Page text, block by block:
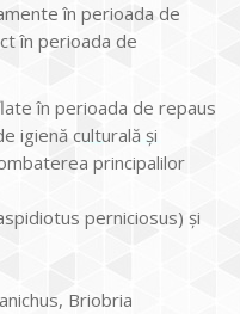
în perioada de
în perioada de
în perioada de repaus
igienă culturală şi
principalilor
perniciosus) şi
Briobria